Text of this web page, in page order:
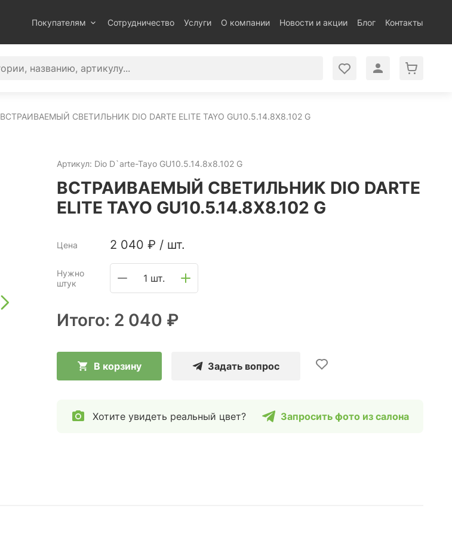
Покупателям Сотрудничество Услуги О компании Новости и акции Блог Контакты
ВСТРАИВАЕМЫЙ СВЕТИЛЬНИК DIO DARTE ELITE TAYO GU10.5.14.8X8.102 G
Артикул: Dio D`arte-Tayo GU10.5.14.8x8.102 G
ВСТРАИВАЕМЫЙ СВЕТИЛЬНИК DIO DARTE
ELITE TAYO GU10.5.14.8X8.102 G
Цена 2 040 ₽ / шт.
Нужно
штук
1 шт.
Итого: 2 040 ₽
В корзину Задать вопрос
Хотите увидеть реальный цвет? Запросить фото из салона